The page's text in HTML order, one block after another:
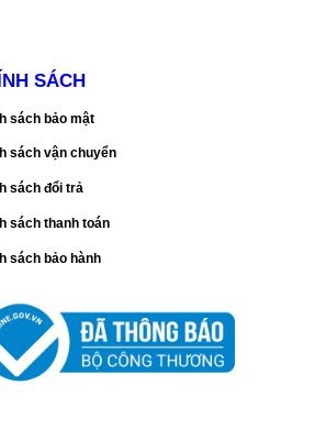
SÁCH
sách bảo mật
sách vận chuyển
sách đổi trả
sách thanh toán
sách bảo hành